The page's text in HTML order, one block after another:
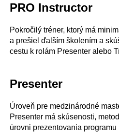
PRO Instructor
Pokročilý tréner, ktorý má
a prešiel ďalším školením a
cestu k rolám Presenter alebo
Presenter
Úroveň pre medzinárodné
Presenter má skúsenosti,
úrovni prezentovania